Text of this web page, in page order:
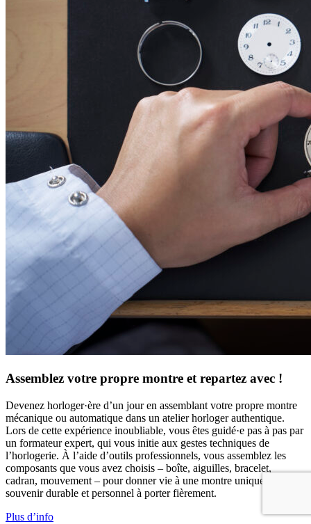
Assemblez votre propre montre et repartez avec !
Devenez horloger·ère d’un jour en assemblant votre propre montre
mécanique ou automatique dans un atelier horloger authentique.
Lors de cette expérience inoubliable, vous êtes guidé·e pas à pas par
un formateur expert, qui vous initie aux gestes techniques de
l’horlogerie. À l’aide d’outils professionnels, vous assemblez les
composants que vous avez choisis – boîte, aiguilles, bracelet,
cadran, mouvement – pour donner vie à une montre unique. Un
souvenir durable et personnel à porter fièrement.
Plus d’info